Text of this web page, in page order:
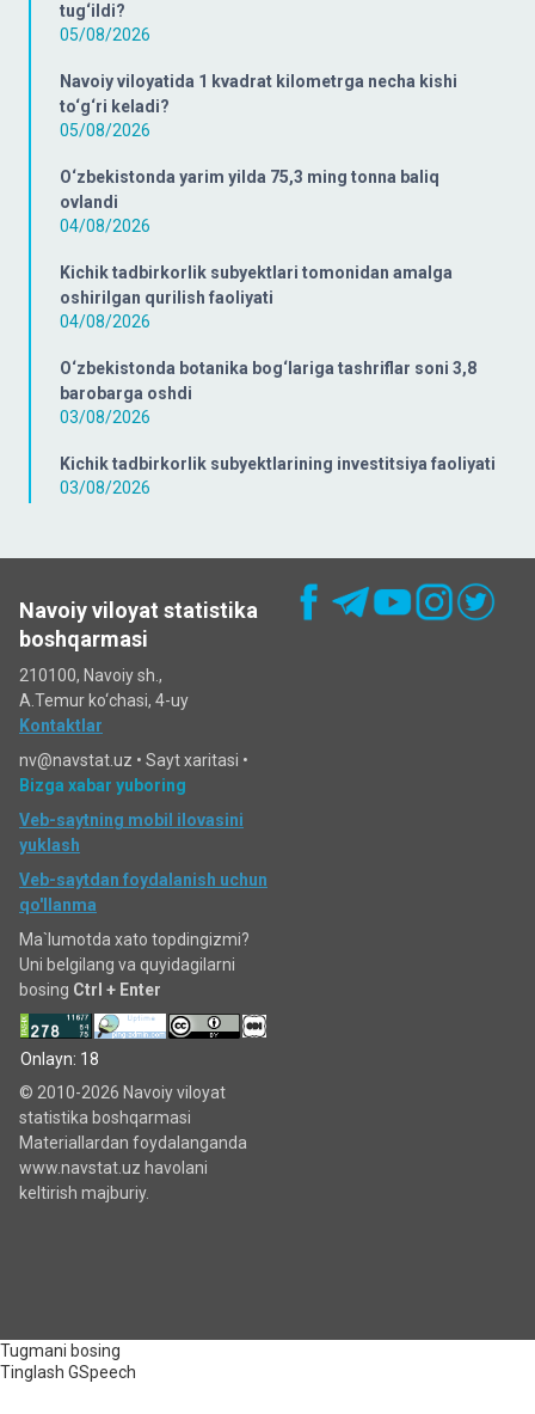
tug‘ildi?
05/08/2026
Navoiy viloyatida 1 kvadrat kilometrga necha kishi
to‘g‘ri keladi?
05/08/2026
O‘zbekistonda yarim yilda 75,3 ming tonna baliq
ovlandi
04/08/2026
Kichik tadbirkorlik subyektlari tomonidan amalga
oshirilgan qurilish faoliyati
04/08/2026
O‘zbekistonda botanika bog‘lariga tashriflar soni 3,8
barobarga oshdi
03/08/2026
Kichik tadbirkorlik subyektlarining investitsiya faoliyati
03/08/2026
Navoiy viloyat statistika
boshqarmasi
210100, Navoiy sh.,
A.Temur ko‘chаsi, 4-uy
Kontaktlar
nv@navstat.uz • Sayt xaritasi •
Bizga xabar yuboring
Veb-saytning mobil ilovasini
yuklash
Veb-saytdan foydalanish uchun
qo'llanma
Ma`lumotda xato topdingizmi?
Uni belgilang va quyidagilarni
bosing Ctrl + Enter
Onlayn: 18
© 2010-2026 Navoiy viloyat
statistika boshqarmasi
Materiallardan foydalanganda
www.navstat.uz havolani
keltirish majburiy.
Tugmani bosing
Tinglash GSpeech